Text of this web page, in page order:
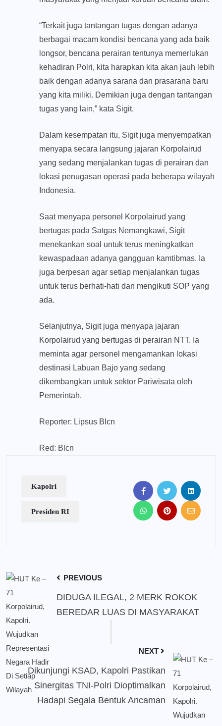
“Terkait juga tantangan tugas dengan adanya
berbagai macam kondisi bencana yang ada baik
longsor, bencana perairan tentunya memerlukan
kehadiran Polri, kita harapkan kita akan jauh lebih
baik dengan adanya sarana dan prasarana baru
yang kita miliki. Demikian juga dengan tantangan
tugas yang lain,” kata Sigit.
Dalam kesempatan itu, Sigit juga menyempatkan
menyapa secara langsung jajaran Korpolairud
yang sedang menjalankan tugas di perairan dan
lokasi penugasan operasi pada beberapa wilayah
Indonesia.
Saat menyapa personel Korpolairud yang
bertugas pada Satgas Nemangkawi, Sigit
menekankan soal untuk terus meningkatkan
kewaspadaan adanya gangguan kamtibmas. Ia
juga berpesan agar setiap menjalankan tugas
untuk terus berhati-hati dan mengikuti SOP yang
ada.
Selanjutnya, Sigit juga menyapa jajaran
Korpolairud yang bertugas di perairan NTT. Ia
meminta agar personel mengamankan lokasi
destinasi Labuan Bajo yang sedang
dikembangkan untuk sektor Pariwisata oleh
Pemerintah.
Reporter: Lipsus Blcn
Red: Blcn
Kapolri
Presiden RI
PREVIOUS
DIDUGA ILEGAL, 2 MERK ROKOK
BEREDAR LUAS DI MASYARAKAT
NEXT
Dikunjungi KSAD, Kapolri Pastikan
Sinergitas TNI-Polri Dioptimalkan
Hadapi Segala Bentuk Ancaman